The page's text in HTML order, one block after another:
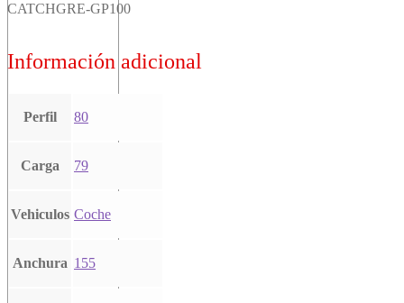
CATCHGRE-GP100
Información adicional
Perfil 80
Carga 79
Vehiculos Coche
Anchura 155